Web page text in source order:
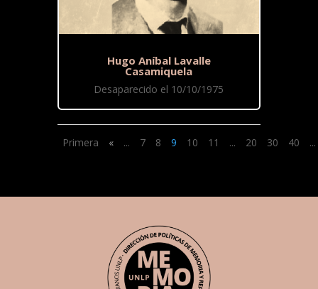
Hugo Aníbal Lavalle
Casamiquela
Desaparecido el 10/10/1975
Primera « ... 7 8 9 10 11 ... 20 30 40 ...